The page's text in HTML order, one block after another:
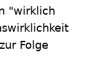
"wirklich
Folge